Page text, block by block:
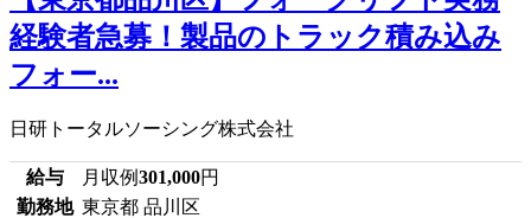
経験者急募！製品のトラック積み込み
フォー...
日研トータルソーシング株式会社
給与 月収例301,000円
勤務地 東京都 品川区